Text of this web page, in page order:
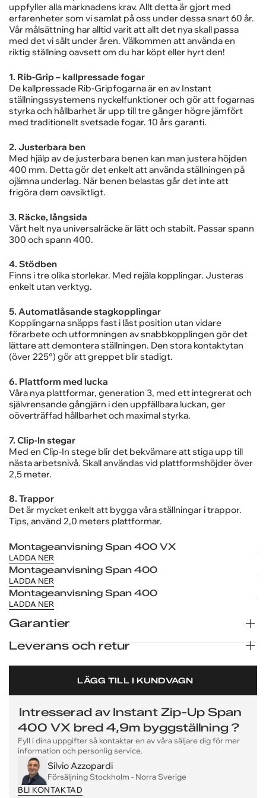
08-97 04 80
Göteborg
031-23 07 20
säkerhet
Industri
och
offentlig
sektor
Företag
uppfyller alla marknadens krav. Allt detta är gjort med
erfarenheter som vi samlat på oss under dessa snart 60 år.
Vår målsättning har alltid varit att allt det nya skall passa
med det vi sålt under åren. Välkommen att använda en
riktig ställning oavsett om du har köpt eller hyrt den!
1. Rib-Grip – kallpressade fogar
De kallpressade Rib-Gripfogarna är en av Instant
ställningssystemens nyckelfunktioner och gör att fogarnas
styrka och hållbarhet är upp till tre gånger högre jämfört
med traditionellt svetsade fogar. 10 års garanti.
2. Justerbara ben
Med hjälp av de justerbara benen kan man justera höjden
400 mm. Detta gör det enkelt att använda ställningen på
ojämna underlag. När benen belastas går det inte att
frigöra dem oavsiktligt.
3. Räcke, långsida
Vårt helt nya universalräcke är lätt och stabilt. Passar spann
300 och spann 400.
4. Stödben
Finns i tre olika storlekar. Med rejäla kopplingar. Justeras
enkelt utan verktyg.
5. Automatlåsande stagkopplingar
Kopplingarna snäpps fast i låst position utan vidare
förarbete och utformningen av snabbkopplingen gör det
lättare att demontera ställningen. Den stora kontaktytan
(över 225°) gör att greppet blir stadigt.
6. Plattform med lucka
Våra nya plattformar, generation 3, med ett integrerat och
självrensande gångjärn i den uppfällbara luckan, ger
oöverträffad hållbarhet och maximal styrka.
7. Clip-In stegar
Med en Clip-In stege blir det bekvämare att stiga upp till
nästa arbetsnivå. Skall användas vid plattformshöjder över
2,5 meter.
8. Trappor
Det är mycket enkelt att bygga våra ställningar i trappor.
Tips, använd 2,0 meters plattformar.
Montageanvisning Span 400 VX
LADDA NER
Montageanvisning Span 400
LADDA NER
Montageanvisning Span 400
LADDA NER
Garantier
Instant / Zip-Up aluminiumställningar har en produktgaranti
på alla svetsfogar.
Leverans och retur
Våra byggställningar skickas som kompletta paket redo för
montering. Mindre beställningar levereras med
företagspaket inom en eller ett par arbetsdagar. Större
volymer skickas som styckegods/pallgods. Leverans sker
till angiven gatuadress.
Returer / Ångerrätt:
Du har öppet köp på omonterade byggställningar i
obruten/originalförpackning. Kontakta info@zipup.se före
LÄGG TILL I KUNDVAGN
Intresserad av Instant Zip-Up Span
400 VX bred 4,9m byggställning ?
Fyll i dina uppgifter så kontaktar en av våra säljare dig för mer
information och personlig service.
Silvio Azzopardi
Försäljning Stockholm - Norra Sverige
BLI KONTAKTAD
FRÅGOR OM PRODUKTEN?
FRÅGOR OM PRODUKTEN?